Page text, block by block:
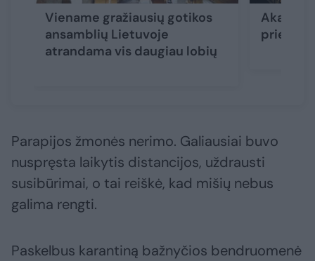
Viename gražiausių gotikos
ansamblių Lietuvoje
atrandama vis daugiau lobių
prieš
Parapijos žmonės nerimo. Galiausiai buvo
nuspręsta laikytis distancijos, uždrausti
susibūrimai, o tai reiškė, kad mišių nebus
galima rengti.
Paskelbus karantiną bažnyčios bendruomenė